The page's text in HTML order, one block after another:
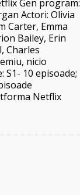
Gen program:
Actori: Olivia
Carter, Emma
Bailey, Erin
Charles
nicio
S1- 10 episoade;
Netflix